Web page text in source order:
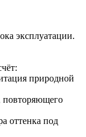
эксплуатации.
природной
повторяющего
оттенка под